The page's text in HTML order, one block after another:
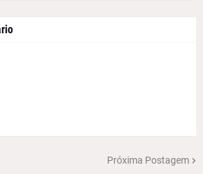
Próxima Postagem